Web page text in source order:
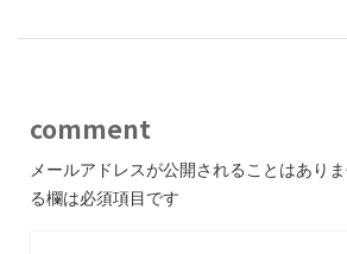
comment
メールアドレスが公開されることはありま
る欄は必須項目です